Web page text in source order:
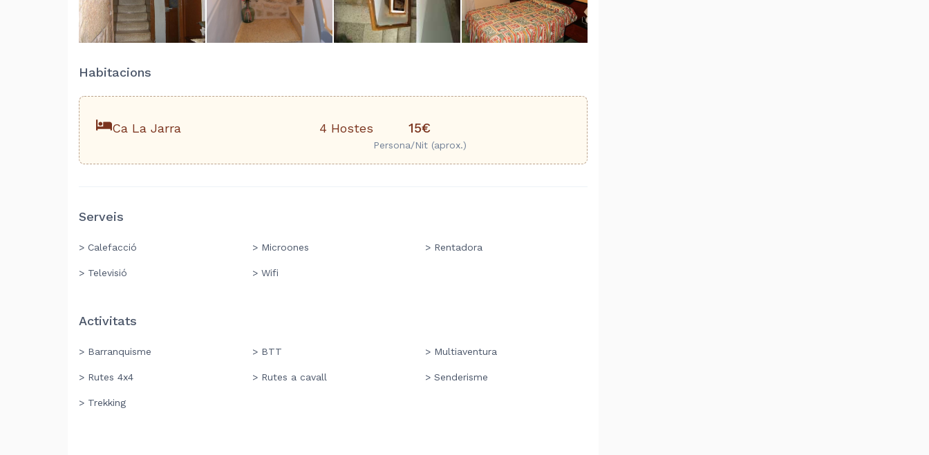
Habitacions
Ca La Jarra 4 Hostes 15€
Persona/Nit (aprox.)
Serveis
> Calefacció > Microones > Rentadora
> Televisió > Wifi
Activitats
> Barranquisme > BTT > Multiaventura
> Rutes 4x4 > Rutes a cavall > Senderisme
> Trekking